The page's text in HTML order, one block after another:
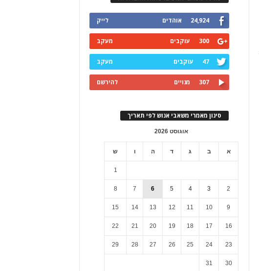
24,924 אוהדים לייק
300 עוקבים מעקב
47 עוקבים מעקב
307 מנויים להירשם
סינון מאמרי משאבי אנוש לפי תאריך
אוגוסט 2026
א ב ג ד ה ו ש
1
2
3
4
5
6
7
8
9
10
11
12
13
14
15
16
17
18
19
20
21
22
23
24
25
26
27
28
29
30
31